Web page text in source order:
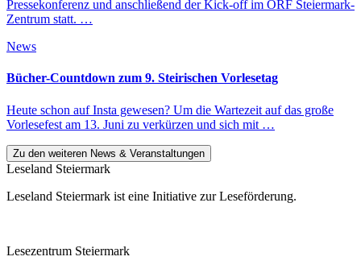
Pressekonferenz und anschließend der Kick-off im ORF Steiermark-
Zentrum statt. …
News
Bücher-Countdown zum 9. Steirischen Vorlesetag
Heute schon auf Insta gewesen? Um die Wartezeit auf das große
Vorlesefest am 13. Juni zu verkürzen und sich mit …
Zu den weiteren News & Veranstaltungen
Leseland Steiermark
Leseland Steiermark ist eine Initiative zur Leseförderung.
Lesezentrum Steiermark